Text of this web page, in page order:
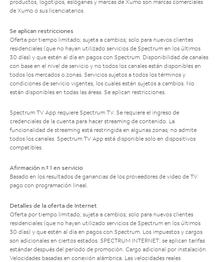
productos, logotipos, eslóganes y marcas de Xumo son marcas comerciales
de Xumo o sus licenciatarios.
Se aplican restricciones
Oferta por tiempo limitado; sujeta a cambios; solo para nuevos clientes
residenciales (que no hayan utilizado servicios de Spectrum en los últimos
30 días) y que estén al día en pagos con Spectrum. Disponibilidad de canales
con base en el nivel de servicio y no todos los canales están disponibles en
todos los mercados o zonas. Servicios sujetos a todos los términos y
condiciones de servicio vigentes, los cuales están sujetos a cambios. No
están disponibles en todas las áreas. Se aplican restricciones.
Spectrum TV App requiere Spectrum TV. Se requiere el ingreso de
credenciales de la cuenta para hacer streaming de contenido. La
funcionalidad de streaming está restringida en algunas zonas; no admite
todos los canales. Spectrum TV App está disponible solo en dispositivos
compatibles.
Afirmación n.º 1 en servicio
Basado en los resultados de ganancias de los proveedores de video de TV
pago con programación lineal.
Detalles de la oferta de Internet
Oferta por tiempo limitado; sujeta a cambios; solo para nuevos clientes
residenciales (que no hayan utilizado servicios de Spectrum en los últimos
30 días) y que estén al día en pagos con Spectrum. Los impuestos y cargos
son adicionales en ciertos estados. SPECTRUM INTERNET: se aplican tarifas
estándar después del período de promoción. Cargo adicional por instalación.
Velocidades basadas en conexión alámbrica. Las velocidades reales